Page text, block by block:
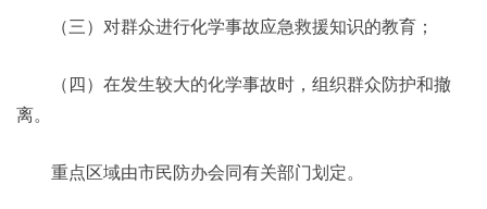
（三）对群众进行化学事故应急救援知识的教育；
（四）在发生较大的化学事故时，组织群众防护和撤
离。
重点区域由市民防办会同有关部门划定。